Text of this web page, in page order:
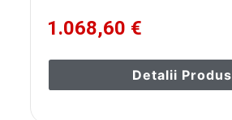
1.068,60 €
Detalii Produs